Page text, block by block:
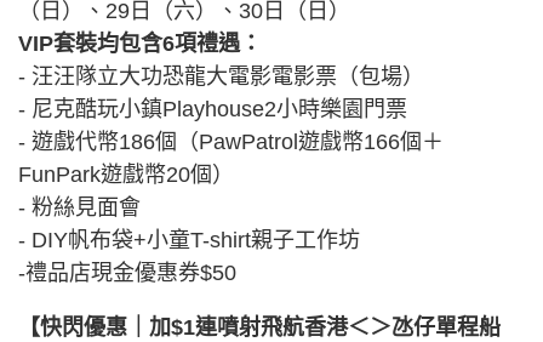
（日）、29日（六）、30日（日）
VIP套裝均包含6項禮遇：
- 汪汪隊立大功恐龍大電影電影票（包場）
- 尼克酷玩小鎮Playhouse2小時樂園門票
- 遊戲代幣186個（PawPatrol遊戲幣166個＋
FunPark遊戲幣20個）
- 粉絲見面會
- DIY帆布袋+小童T-shirt親子工作坊
-禮品店現金優惠券$50
【快閃優惠｜加$1連噴射飛航香港＜＞氹仔單程船